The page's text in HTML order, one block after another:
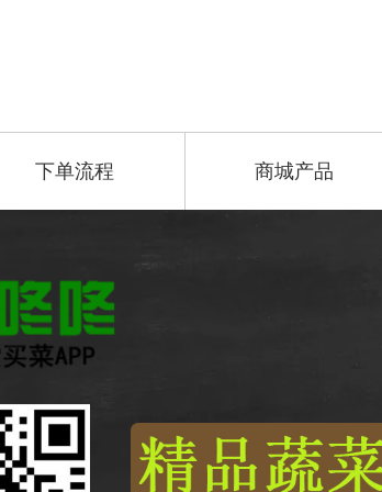
下单流程 商城产品